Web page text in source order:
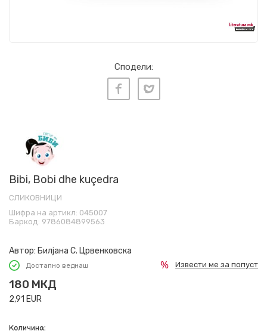
Сподели:
Bibi, Bobi dhe kuçedra
СЛИКОВНИЦИ
Шифра на артикл: 045007
Баркод: 9786084899563
Автор: Билјана С. Црвенковска
Достапно веднаш
180 МКД
2,91 EUR
Извести ме за попуст
Количина: